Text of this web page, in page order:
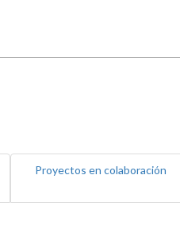
Proyectos en colaboración